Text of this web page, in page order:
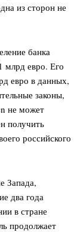
из сторон не
банка
млрд евро. Его
евро в данных,
законы,
не может
получить
российского
Запада,
два года
в стране
продолжает